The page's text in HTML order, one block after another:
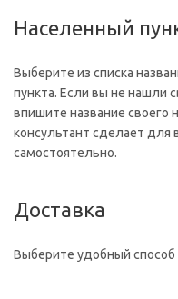
Населенный
Выберите из списка
пункта. Если вы не нашли
впишите название своего
консультант сделает для
самостоятельно.
Доставка
Выберите удобный способ